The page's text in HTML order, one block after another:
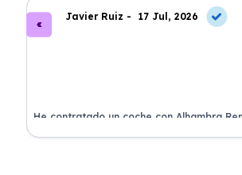
Javier Ruiz - 17 Jul, 2026
He contratado un coche con Alhambra
estoy impresionado. Todo ha sido